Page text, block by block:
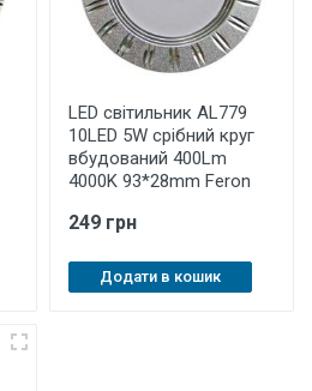
LED світильник AL779
10LED 5W срібний круг
вбудований 400Lm
4000K 93*28mm Feron
249 грн
Додати в кошик